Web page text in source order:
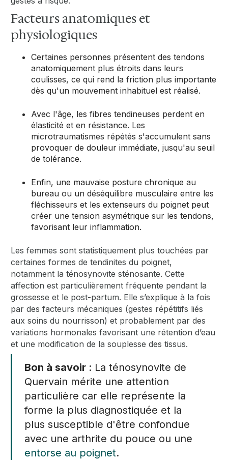
Facteurs anatomiques et
physiologiques
Certaines personnes présentent des tendons
anatomiquement plus étroits dans leurs
coulisses, ce qui rend la friction plus importante
dès qu'un mouvement inhabituel est réalisé.
Avec l'âge, les fibres tendineuses perdent en
élasticité et en résistance. Les
microtraumatismes répétés s'accumulent sans
provoquer de douleur immédiate, jusqu'au seuil
de tolérance.
Enfin, une mauvaise posture chronique au
bureau ou un déséquilibre musculaire entre les
fléchisseurs et les extenseurs du poignet peut
créer une tension asymétrique sur les tendons,
favorisant leur inflammation.
Les femmes sont statistiquement plus touchées par
certaines formes de tendinites du poignet,
notamment la ténosynovite sténosante. Cette
affection est particulièrement fréquente pendant la
grossesse et le post-partum. Elle s’explique à la fois
par des facteurs mécaniques (gestes répétitifs liés
aux soins du nourrisson) et probablement par des
variations hormonales favorisant une rétention d’eau
et une modification de la souplesse des tissus.
Bon à savoir : La ténosynovite de
Quervain mérite une attention
particulière car elle représente la
forme la plus diagnostiquée et la
plus susceptible d'être confondue
avec une arthrite du pouce ou une
entorse au poignet.